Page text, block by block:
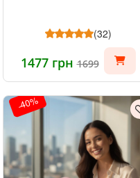
(32)
1477 грн1699
-40%